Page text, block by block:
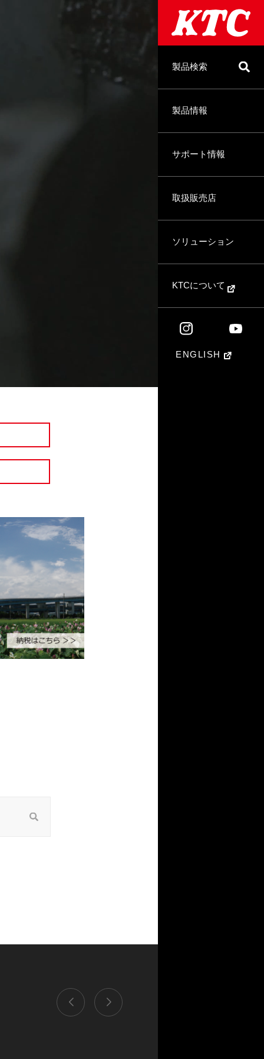
製品検索
製品情報
サポート情報
取扱販売店
ソリューション
KTCについて
ENGLISH